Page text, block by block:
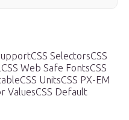
SelectorsCSS
Web Safe FontsCSS
UnitsCSS PX-EM
ValuesCSS Default